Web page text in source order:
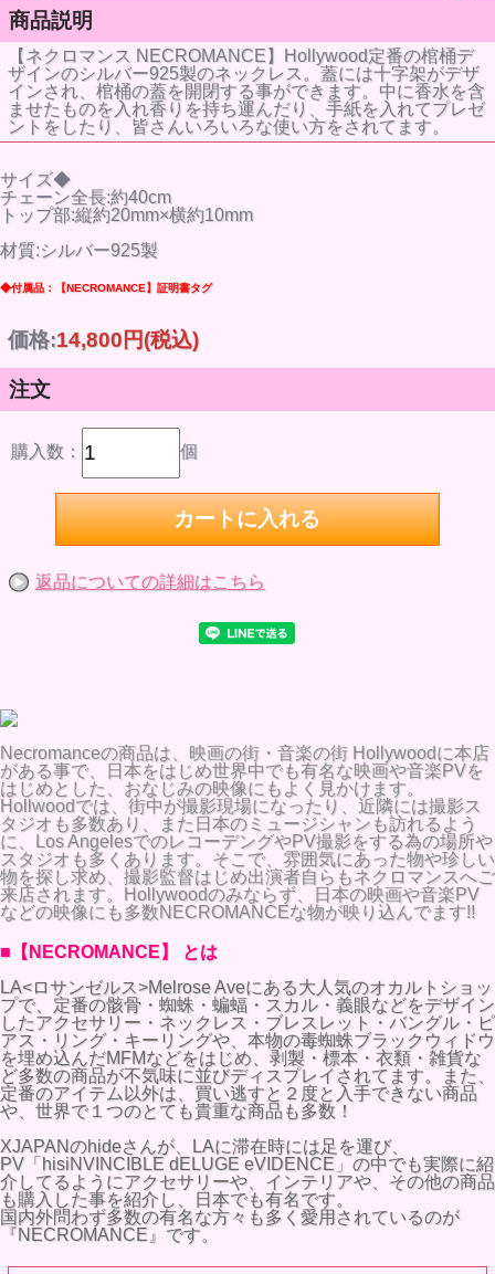
商品説明
【ネクロマンス NECROMANCE】Hollywood定番の棺桶デ
ザインのシルバー925製のネックレス。蓋には十字架がデザ
インされ、棺桶の蓋を開閉する事ができます。中に香水を含
ませたものを入れ香りを持ち運んだり、手紙を入れてプレゼ
ントをしたり、皆さんいろいろな使い方をされてます。
サイズ◆
チェーン全長:約40cm
トップ部:縦約20mm×横約10mm
材質:シルバー925製
◆付属品：【NECROMANCE】証明書タグ
価格:14,800円(税込)
注文
購入数： 個
返品についての詳細はこちら
Necromanceの商品は、映画の街・音楽の街 Hollywoodに本店
がある事で、日本をはじめ世界中でも有名な映画や音楽PVを
はじめとした、おなじみの映像にもよく見かけます。
Hollwoodでは、街中が撮影現場になったり、近隣には撮影ス
タジオも多数あり、また日本のミュージシャンも訪れるよう
に、Los AngelesでのレコーデングやPV撮影をする為の場所や
スタジオも多くあります。そこで、雰囲気にあった物や珍しい
物を探し求め、撮影監督はじめ出演者自らもネクロマンスへご
来店されます。Hollywoodのみならず、日本の映画や音楽PV
などの映像にも多数NECROMANCEな物が映り込んでます!!
■【NECROMANCE】 とは
LA<ロサンゼルス>Melrose Aveにある大人気のオカルトショッ
プで、定番の骸骨・蜘蛛・蝙蝠・スカル・義眼などをデザイン
したアクセサリー・ネックレス・ブレスレット・バングル・ピ
アス・リング・キーリングや、本物の毒蜘蛛ブラックウィドウ
を埋め込んだMFMなどをはじめ、剥製・標本・衣類・雑貨な
ど多数の商品が不気味に並びディスプレイされてます。また、
定番のアイテム以外は、買い逃すと２度と入手できない商品
や、世界で１つのとても貴重な商品も多数！
XJAPANのhideさんが、LAに滞在時には足を運び、
PV「hisiNVINCIBLE dELUGE eVIDENCE」の中でも実際に紹
介してるようにアクセサリーや、インテリアや、その他の商品
も購入した事を紹介し、日本でも有名です。
国内外問わず多数の有名な方々も多く愛用されているのが
『NECROMANCE』です。